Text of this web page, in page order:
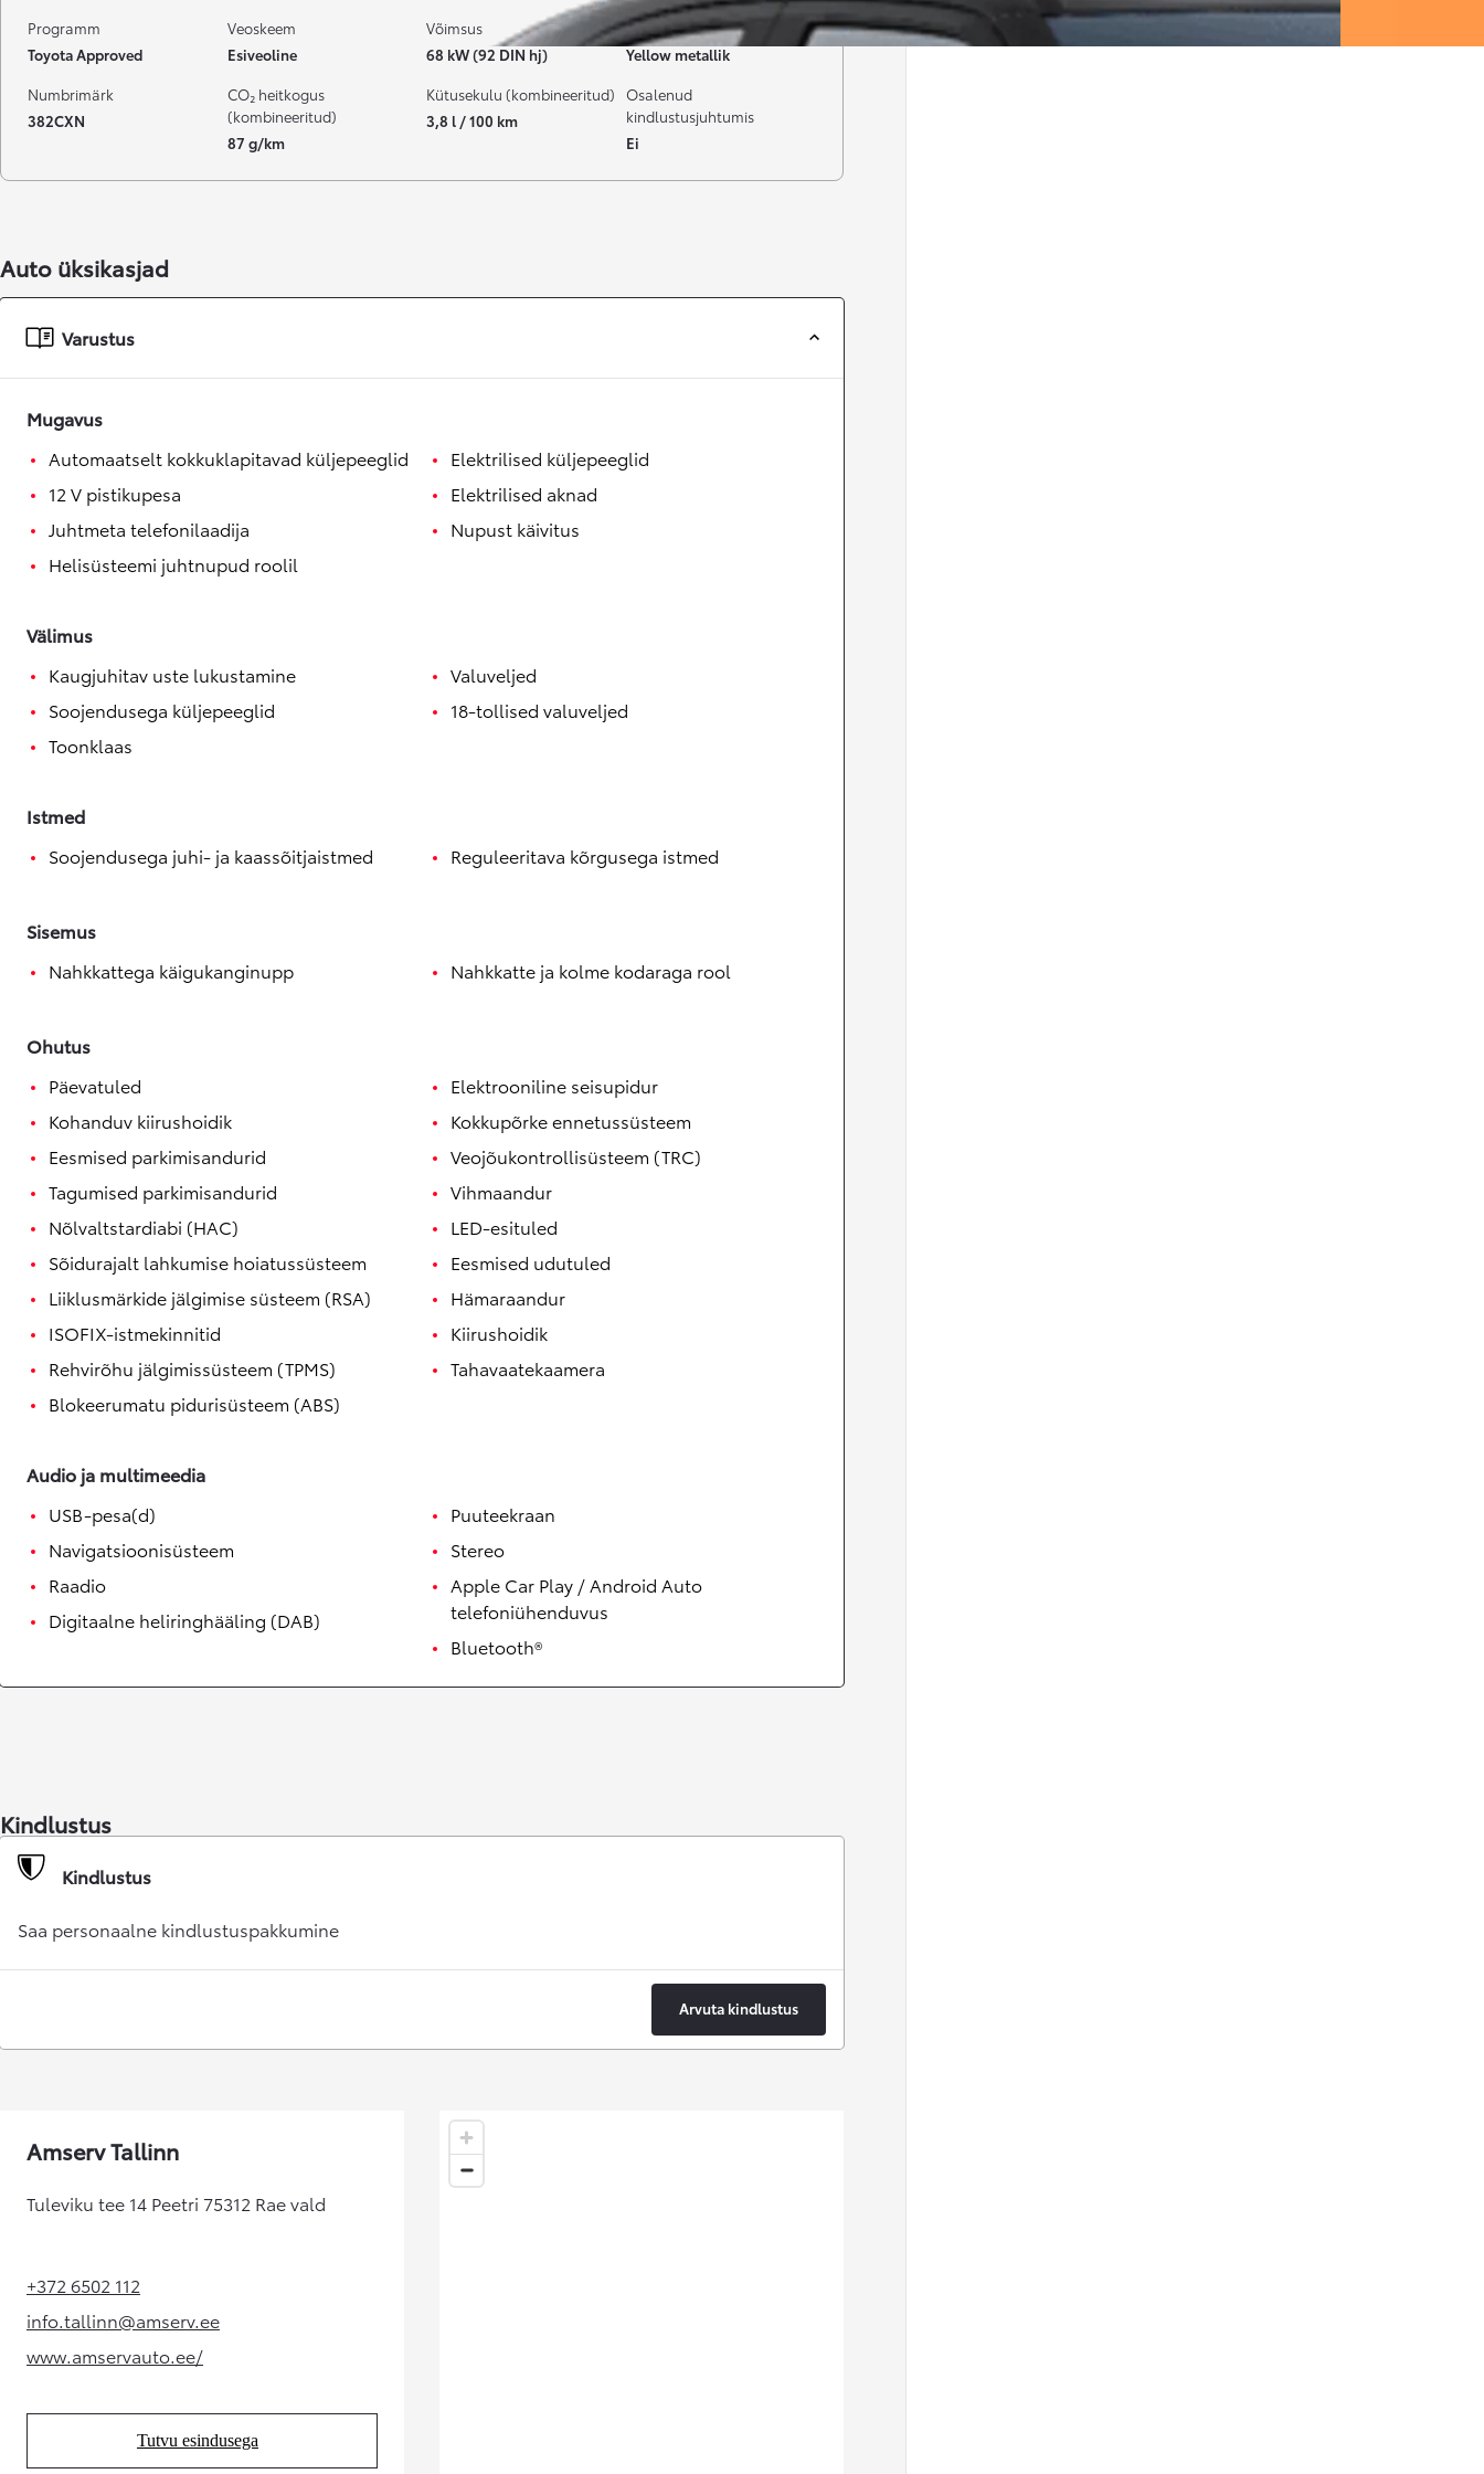
Alates 24 900 €
Corolla sedaan
Corolla Cross
Programm
Toyota Approved
Veoskeem
Esiveoline
Võimsus
68 kW (92 DIN hj)
Värv
Yellow metallik
Numbrimärk
382CXN
CO₂ heitkogus
(kombineeritud)
87 g/km
Kütusekulu (kombineeritud)
3,8 l / 100 km
Osalenud
kindlustusjuhtumis
Ei
Auto üksikasjad
Varustus
Mugavus
Automaatselt kokkuklapitavad küljepeeglid
12 V pistikupesa
Juhtmeta telefonilaadija
Helisüsteemi juhtnupud roolil
Elektrilised küljepeeglid
Elektrilised aknad
Nupust käivitus
Välimus
Kaugjuhitav uste lukustamine
Soojendusega küljepeeglid
Toonklaas
Valuveljed
18-tollised valuveljed
Istmed
Soojendusega juhi- ja kaassõitjaistmed
Reguleeritava kõrgusega istmed
Sisemus
Nahkkattega käigukanginupp
Nahkkatte ja kolme kodaraga rool
Ohutus
Päevatuled
Kohanduv kiirushoidik
Eesmised parkimisandurid
Tagumised parkimisandurid
Nõlvaltstardiabi (HAC)
Sõidurajalt lahkumise hoiatussüsteem
Liiklusmärkide jälgimise süsteem (RSA)
ISOFIX-istmekinnitid
Rehvirõhu jälgimissüsteem (TPMS)
Blokeerumatu pidurisüsteem (ABS)
Elektrooniline seisupidur
Kokkupõrke ennetussüsteem
Veojõukontrollisüsteem (TRC)
Vihmaandur
LED-esituled
Eesmised udutuled
Hämaraandur
Kiirushoidik
Tahavaatekaamera
Audio ja multimeedia
USB-pesa(d)
Navigatsioonisüsteem
Raadio
Digitaalne heliringhääling (DAB)
Puuteekraan
Stereo
Apple Car Play / Android Auto
telefoniühenduvus
Bluetooth®
Kindlustus
Kindlustus
Saa personaalne kindlustuspakkumine
Arvuta kindlustus
Amserv Tallinn
Tuleviku tee 14 Peetri 75312 Rae vald
+372 6502 112(Opens in new tab)
info.tallinn@amserv.ee
(Opens in new tab)
www.amservauto.ee/
(Opens in new tab)
Tutvu esindusega
(Opens in new tab)